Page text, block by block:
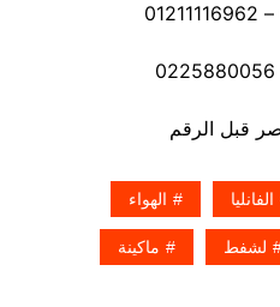
الفانليا الهواء
لشفط ماكينة